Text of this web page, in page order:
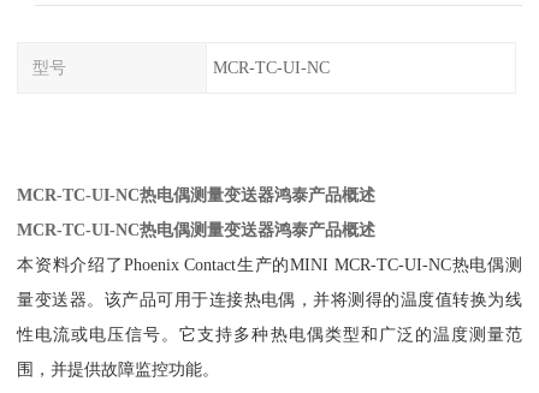
型号 MCR-TC-UI-NC
MCR-TC-UI-NC热电偶测量变送器鸿泰产品概述
MCR-TC-UI-NC热电偶测量变送器鸿泰产品概述
本资料介绍了Phoenix Contact生产的MINI MCR-TC-UI-NC热电偶测
量变送器。该产品可用于连接热电偶，并将测得的温度值转换为线
性电流或电压信号。它支持多种热电偶类型和广泛的温度测量范
围，并提供故障监控功能。